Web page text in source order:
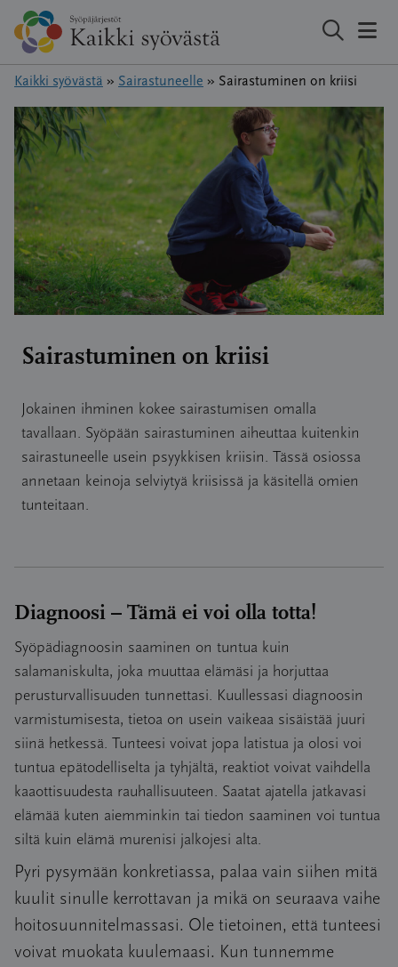
Hyppää
sisältöön
Kaikki syövästä » Sairastuneelle » Sairastuminen on kriisi
Sairastuminen on kriisi
Jokainen ihminen kokee sairastumisen omalla
tavallaan. Syöpään sairastuminen aiheuttaa kuitenkin
sairastuneelle usein psyykkisen kriisin. Tässä osiossa
annetaan keinoja selviytyä kriisissä ja käsitellä omien
tunteitaan.
Diagnoosi – Tämä ei voi olla totta!
Syöpädiagnoosin saaminen on tuntua kuin
salamaniskulta, joka muuttaa elämäsi ja horjuttaa
perusturvallisuuden tunnettasi. Kuullessasi diagnoosin
varmistumisesta, tietoa on usein vaikeaa sisäistää juuri
siinä hetkessä. Tunteesi voivat jopa latistua ja olosi voi
tuntua epätodelliselta ja tyhjältä, reaktiot voivat vaihdella
kaaottisuudesta rauhallisuuteen. Saatat ajatella jatkavasi
elämää kuten aiemminkin tai tiedon saaminen voi tuntua
siltä kuin elämä murenisi jalkojesi alta.
Pyri pysymään konkretiassa, palaa vain siihen mitä
kuulit sinulle kerrottavan ja mikä on seuraava vaihe
hoitosuunnitelmassasi. Ole tietoinen, että tunteesi
voivat muokata kuulemaasi. Kun tunnemme